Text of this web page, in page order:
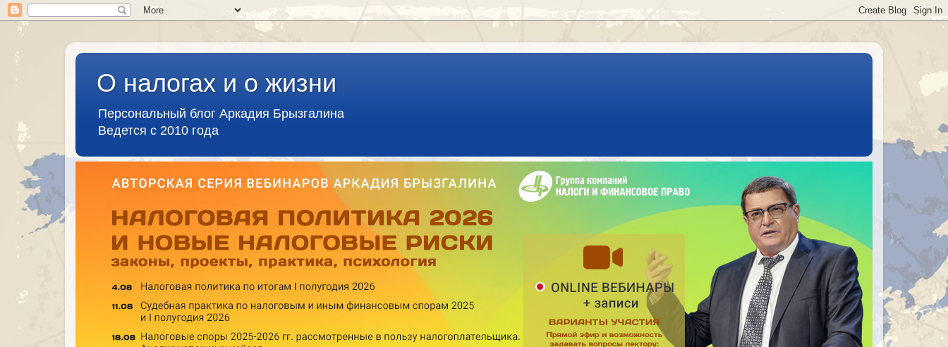
О налогах и о жизни
Персональный блог Аркадия Брызгалина
Ведется с 2010 года